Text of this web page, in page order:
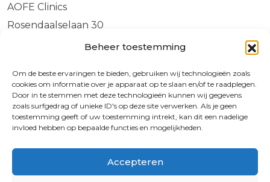
Beheer toestemming
Om de beste ervaringen te bieden, gebruiken wij technologieën zoals
cookies om informatie over je apparaat op te slaan en/of te raadplegen.
Door in te stemmen met deze technologieën kunnen wij gegevens
zoals surfgedrag of unieke ID's op deze site verwerken. Als je geen
toestemming geeft of uw toestemming intrekt, kan dit een nadelige
invloed hebben op bepaalde functies en mogelijkheden.
Accepteren
AOFE Clinics
Rosendaalselaan 30
© 2026 | 72730587
Crossmedia House